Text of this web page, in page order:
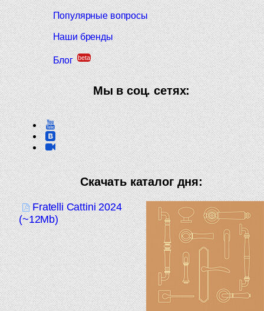
Популярные вопросы
Наши бренды
Блог beta
Мы в соц. сетях:
Скачать каталог дня:
Fratelli Cattini 2024
(~12Mb)